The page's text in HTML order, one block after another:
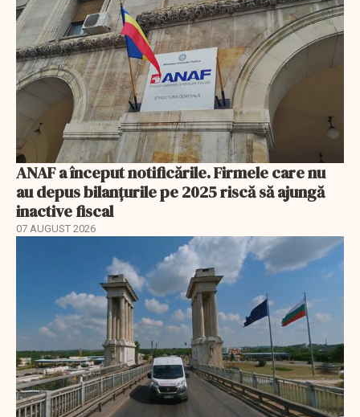
ANAF a început notificările. Firmele care nu
au depus bilanțurile pe 2025 riscă să ajungă
inactive fiscal
07 AUGUST 2026